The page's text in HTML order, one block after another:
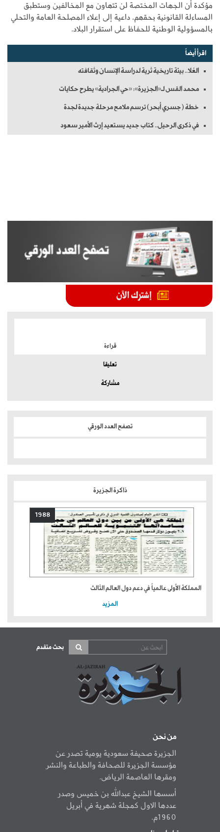
مؤكدة أن الجهات المختصة لن تتهاون مع المخالفين وستطبق
المساءلة القانونية بحقهم، داعية إلى إعلاء المصلحة العامة والتحلي
بالمسؤولية الوطنية للحفاظ على استقرار البلاد.
اقرأ أيضاً
العُلا.. بيئة تاريخية ثرية لدراسة الإنسان وثقافته
محمد القس لـ«الجزيرة»: «حي الجرادية» يطرح حكايات
خطة (جسري أبحر) ترسم ملامح مرحلة جديدة لجدة
في ذكرى الرحيل.. كتاب جديد يستعيد إرث الأمير سعود
قراءة
تعليقا
مشاركة
تصفح العدد الورقي
ذاكرة الجزيرة
1988
المملكة الأولى عالمياً في دعم دول العالم الثالث
المزيد
بحث متقدم
من نحن
الجزيرة صحيفة سعودية يومية تصدر عن
مؤسسة الجزيرة للصحافة والطباعة والنشر
ومقرها العاصمة الرياض.
أسسها الشيخ عبدالله بن خميس وصدر
عددها الاول كمجلة شهرية في أبريل
1960م.